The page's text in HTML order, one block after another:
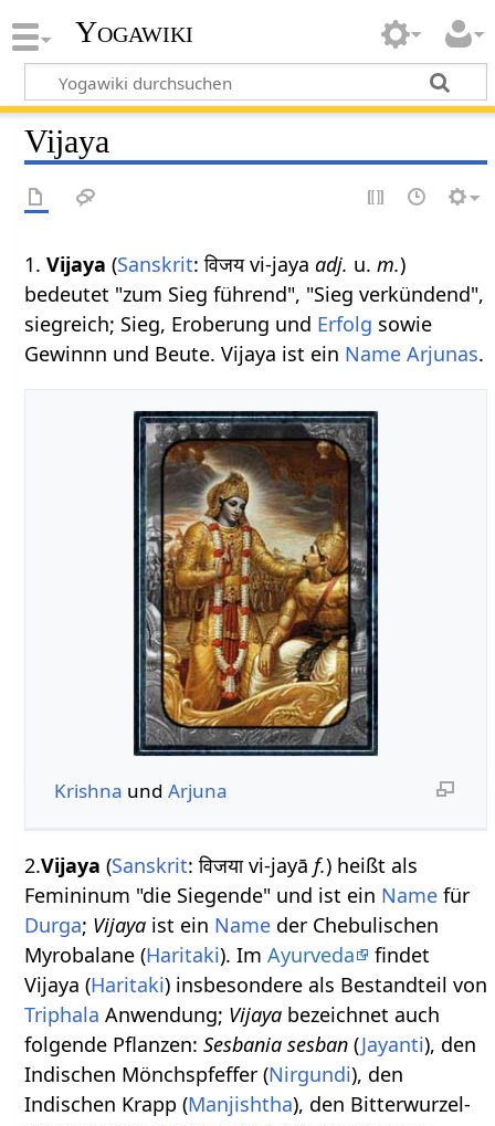
Yogawiki
Vijaya
1.Vijaya (Sanskrit: विजय vi-jayaadj. u.m.)
bedeutet "zum Sieg führend", "Sieg verkündend",
siegreich; Sieg, Eroberung und Erfolg sowie
Gewinnn und Beute. Vijaya ist ein Name Arjunas.
Krishna und Arjuna
2.Vijaya (Sanskrit: विजया vi-jayāf.) heißt als
Femininum "die Siegende" und ist ein Name für
Durga; Vijaya ist ein Name der Chebulischen
Myrobalane (Haritaki). ImAyurveda
findet
Vijaya (Haritaki) insbesondere als Bestandteil von
Triphala Anwendung; Vijaya bezeichnet auch
folgende Pflanzen:Sesbania sesban (Jayanti), den
Indischen Mönchspfeffer (Nirgundi), den
Indischen Krapp (Manjishtha), den Bitterwurzel-